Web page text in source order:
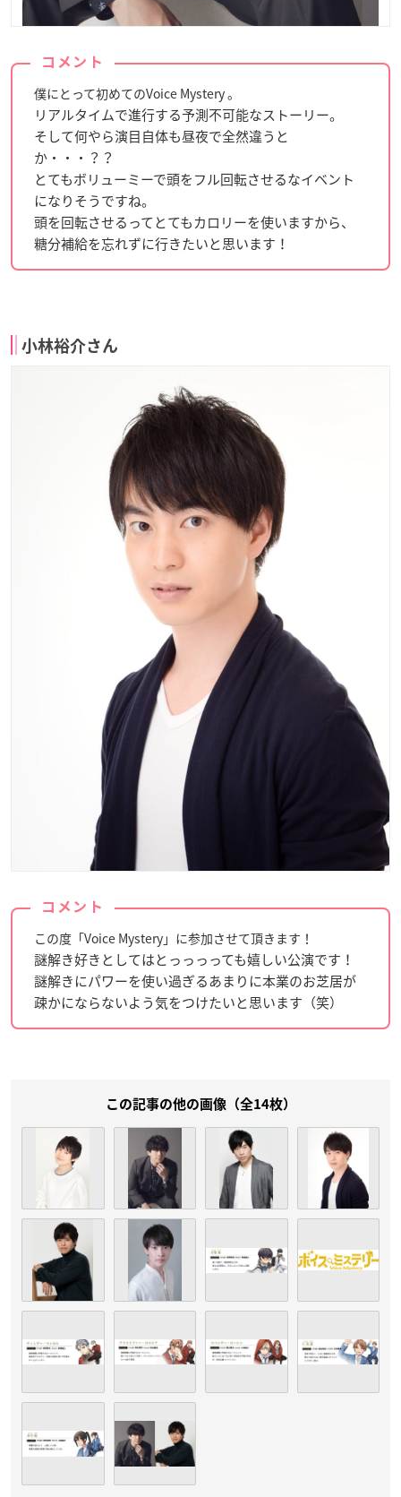
コメント
僕にとって初めてのVoice Mystery 。
リアルタイムで進行する予測不可能なストーリー。
そして何やら演目自体も昼夜で全然違うと
か・・・？？
とてもボリューミーで頭をフル回転させるなイベント
になりそうですね。
頭を回転させるってとてもカロリーを使いますから、
糖分補給を忘れずに行きたいと思います！
小林裕介さん
コメント
この度「Voice Mystery」に参加させて頂きます！
謎解き好きとしてはとっっっっても嬉しい公演です！
謎解きにパワーを使い過ぎるあまりに本業のお芝居が
疎かにならないよう気をつけたいと思います（笑）
この記事の他の画像（全14枚）